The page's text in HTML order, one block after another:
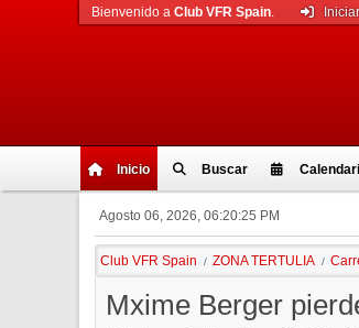
Inicio Buscar
Bienvenido a Club VFR Spain.
Agosto 06, 2026, 06:20:25 PM
Club VFR Spain / ZONA TERTULIA /
Mxime Berger